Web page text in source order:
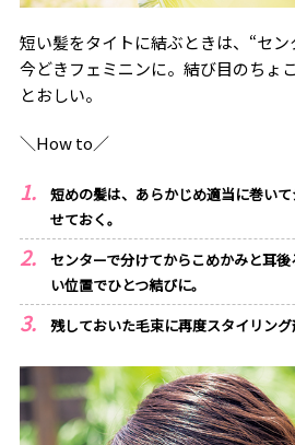
短い髪をタイトに結ぶときは、“セ
今どきフェミニンに。結び目のちょ
とおしい。
＼How to／
短めの髪は、あらかじめ適当に巻い
せておく。
センターで分けてからこめかみと耳
い位置でひとつ結びに。
残しておいた毛束に再度スタイリング